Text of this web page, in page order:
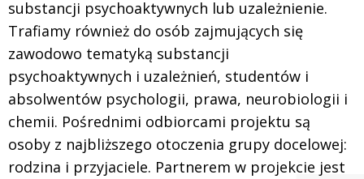
substancji psychoaktywnych lub uzależnienie.
Trafiamy również do osób zajmujących się
zawodowo tematyką substancji
psychoaktywnych i uzależnień, studentów i
absolwentów psychologii, prawa, neurobiologii i
chemii. Pośrednimi odbiorcami projektu są
osoby z najbliższego otoczenia grupy docelowej:
rodzina i przyjaciele. Partnerem w projekcie jest